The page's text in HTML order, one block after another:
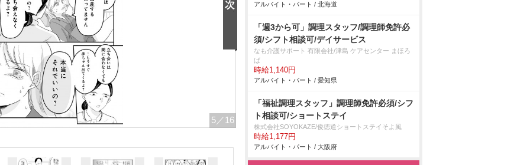
5 ／16
アルバイト・パート / 北海道
「週3から可」調理スタッフ/調理師免許必
須/シフト相談可/デイサービス
なも介護サポート 有限会社/津島 ケアセンター まほろ
ば
時給1,140円
アルバイト・パート / 愛知県
「福祉調理スタッフ」調理師免許必須/シフ
ト相談可/ショートステイ
株式会社SOYOKAZE/俊徳道ショートステイそよ風
時給1,177円
アルバイト・パート / 大阪府